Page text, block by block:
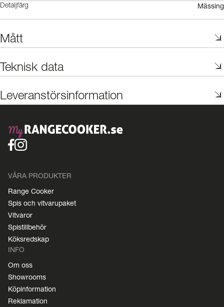
Detaljfärg Mässing
Mått
Teknisk data
Leveranstörsinformation
VÅRA PRODUKTER
Range Cooker
Spis och vitvarupaket
Vitvaror
Spistillbehör
Köksredskap
INFO
Om oss
Showrooms
Köpinformation
Reklamation